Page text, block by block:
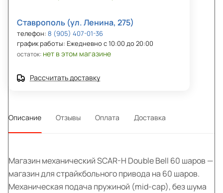
Ставрополь (ул. Ленина, 275)
телефон: 8 (905) 407-01-36
график работы: Ежедневно с 10:00 до 20:00
остаток: нет в этом магазине
Рассчитать доставку
Описание Отзывы Оплата Доставка
Магазин механический SCAR-H Double Bell 60 шаров —
магазин для страйкбольного привода на 60 шаров.
Механическая подача пружиной (mid-cap), без шума